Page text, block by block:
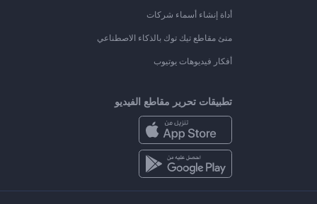
أداة إنشاء أسماء شركات
منئ مقاطع تيك توك بالذكاء الاصطناعي
أفكار فيديوهات يوتيوب
تطبيقات تحرير مقاطع الفيديو